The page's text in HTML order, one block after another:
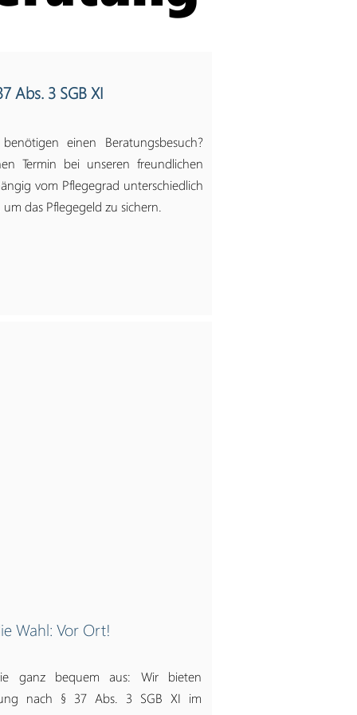
Abs. 3 SGB XI
einen Beratungsbesuch?
Termin bei unseren freundlichen
vom Pflegegrad unterschiedlich
das Pflegegeld zu sichern.
Wahl: Vor Ort!
ganz bequem aus: Wir bieten
nach § 37 Abs. 3 SGB XI im